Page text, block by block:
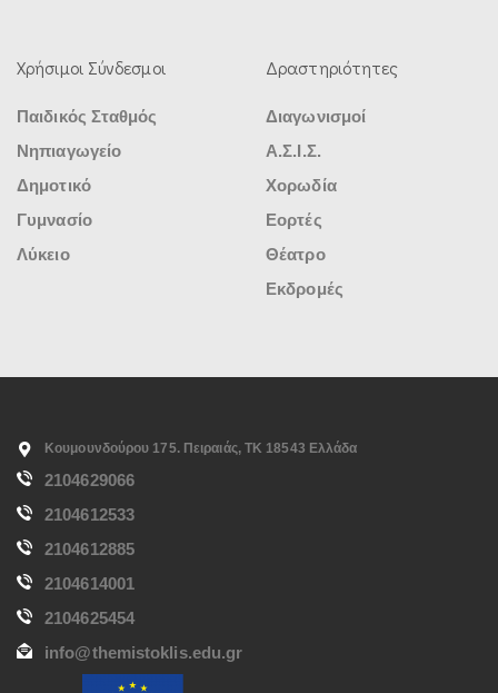
Χρήσιμοι Σύνδεσμοι
Παιδικός Σταθμός
Νηπιαγωγείο
Δημοτικό
Γυμνασίο
Λύκειο
Δραστηριότητες
Διαγωνισμοί
Α.Σ.Ι.Σ.
Χορωδία
Εορτές
Θέατρο
Εκδρομές
Κουμουνδούρου 175. Πειραιάς, ΤΚ 18543 Ελλάδα
2104629066
2104612533
2104612885
2104614001
2104625454
info@themistoklis.edu.gr